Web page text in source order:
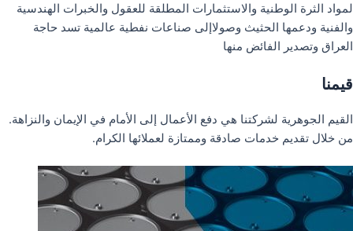
لمواد الثرة الوطنية والاستثمارات المطلقة للعقول والخبرات الهندسية
والفنية ودعمها الحثيث وصولاإلى صناعات نفطية عالمية تسد حاجة
العراق وتصدير الفائض منها
قيمنا
القيم الجوهرية لشركتنا هي دفع الأعمال إلى الأمام في الإيمان والنزاهة.
من خلال تقديم خدمات صادقة وممتازة لعملائها الكرام.